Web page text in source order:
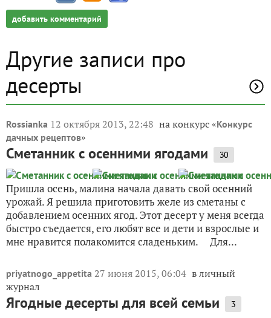
добавить комментарий
Другие записи про
десерты
Rossianka 12 октября 2013, 22:48 на конкурс «Конкурс
дачных рецептов»
Сметанник с осенними ягодами 30
Пришла осень, малина начала давать свой осенний
урожай. Я решила приготовить желе из сметаны с
добавлением осенних ягод. Этот десерт у меня всегда
быстро съедается, его любят все и дети и взрослые и
мне нравится полакомится сладеньким. Для...
priyatnogo_appetita 27 июня 2015, 06:04 в личный
журнал
Ягодные десерты для всей семьи 3